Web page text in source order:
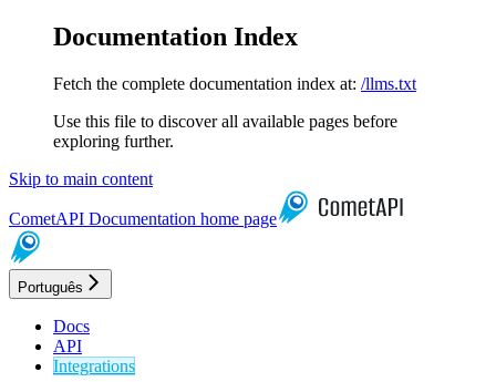
Documentation Index
Fetch the complete documentation index at: /llms.txt
Use this file to discover all available pages before
exploring further.
Skip to main content
CometAPI Documentation home page
Português
Docs
API
Integrations